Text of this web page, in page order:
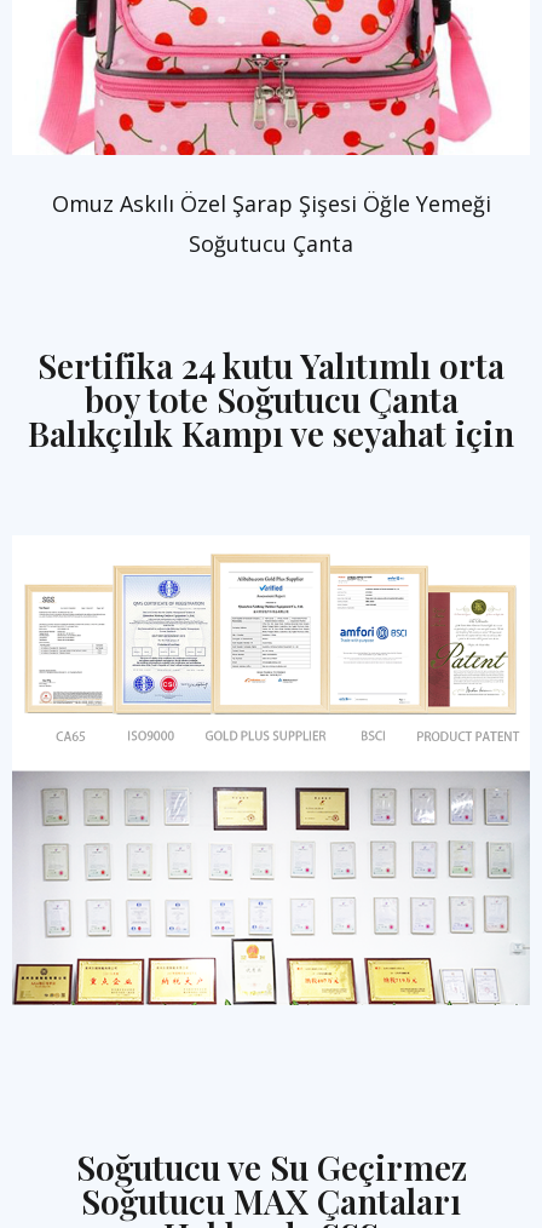
Omuz Askılı Özel Şarap Şişesi Öğle Yemeği
Soğutucu Çanta
Sertifika 24 kutu Yalıtımlı orta
boy tote Soğutucu Çanta
Balıkçılık Kampı ve seyahat için
Soğutucu ve Su Geçirmez
Soğutucu MAX Çantaları